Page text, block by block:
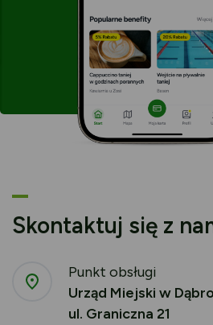
Skontaktuj się z
Punkt obsługi
Urząd Miejski w
ul. Graniczna 21